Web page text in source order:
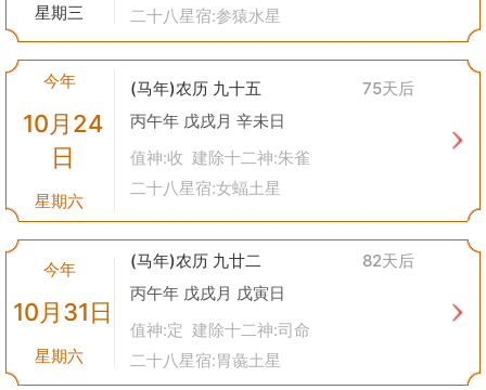
星期三
二十八星宿:参猿水星
今年
10月24
日
星期六
(马年)农历 九十五
75天后
丙午年 戊戌月 辛未日
值神:收 建除十二神:朱雀
二十八星宿:女蝠土星
今年
10月31日
星期六
(马年)农历 九廿二
82天后
丙午年 戊戌月 戊寅日
值神:定 建除十二神:司命
二十八星宿:胃彘土星